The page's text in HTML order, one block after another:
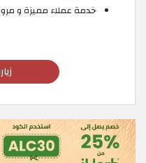
خدمة عملاء مميزة و